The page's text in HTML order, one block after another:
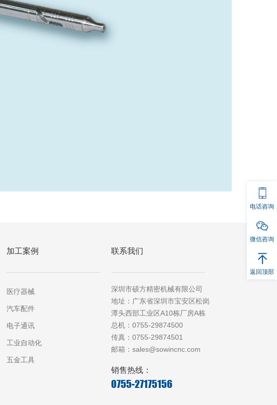
电话咨询
微信咨询
返回顶部
加工案例
医疗器械
汽车配件
电子通讯
工业自动化
五金工具
联系我们
深圳市硕方精密机械有限公司
地址：广东省深圳市宝安区松岗
潭头西部工业区A10栋厂房A栋
总机：0755-29874500
传真：0755-29874501
邮箱：sales@sowincnc.com
销售热线：
0755-27175156